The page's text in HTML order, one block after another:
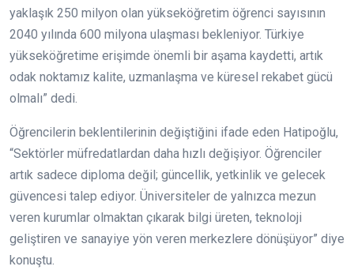
yaklaşık 250 milyon olan yükseköğretim öğrenci sayısının
2040 yılında 600 milyona ulaşması bekleniyor. Türkiye
yükseköğretime erişimde önemli bir aşama kaydetti, artık
odak noktamız kalite, uzmanlaşma ve küresel rekabet gücü
olmalı” dedi.
Öğrencilerin beklentilerinin değiştiğini ifade eden Hatipoğlu,
“Sektörler müfredatlardan daha hızlı değişiyor. Öğrenciler
artık sadece diploma değil; güncellik, yetkinlik ve gelecek
güvencesi talep ediyor. Üniversiteler de yalnızca mezun
veren kurumlar olmaktan çıkarak bilgi üreten, teknoloji
geliştiren ve sanayiye yön veren merkezlere dönüşüyor” diye
konuştu.